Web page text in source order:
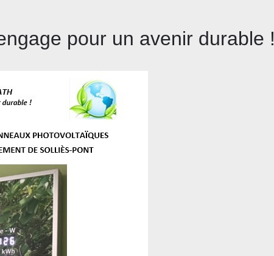
pour un avenir durable !